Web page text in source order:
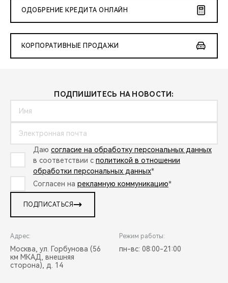
ОДОБРЕНИЕ КРЕДИТА ОНЛАЙН
КОРПОРАТИВНЫЕ ПРОДАЖИ
ПОДПИШИТЕСЬ НА НОВОСТИ:
Даю согласие на обработку персональных данных
в соответствии с политикой в отношении
обработки персональных данных*
Согласен на рекламную коммуникацию*
ПОДПИСАТЬСЯ
Адрес:
Москва, ул. Горбунова (56
км МКАД, внешняя
сторона), д. 14
Режим работы:
пн-вс: 08:00-21:00